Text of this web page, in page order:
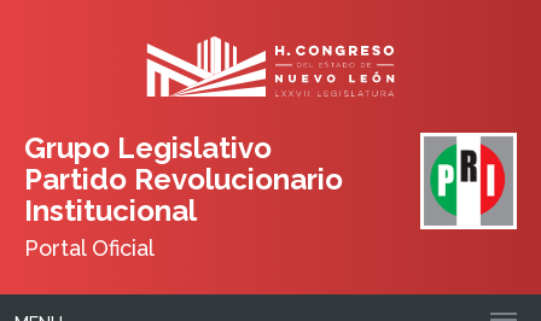
Grupo Legislativo
Partido Revolucionario
Institucional
Portal Oficial